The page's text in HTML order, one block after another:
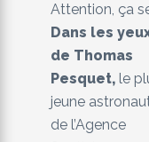
Attention, ça
Dans les
de Thomas
Pesquet, le
jeune
de l’Agence